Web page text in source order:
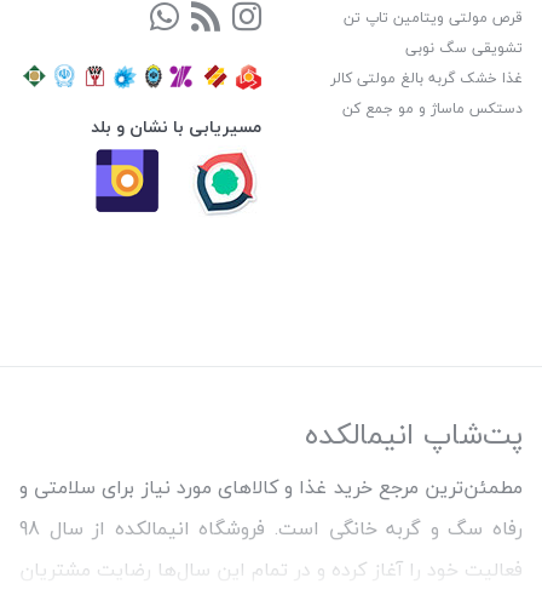
قرص مولتی ویتامین تاپ تن
تشویقی سگ نوبی
غذا خشک گربه بالغ مولتی کالر
دستکس ماساژ و مو جمع کن
مسیریابی با نشان و بلد
پت‌شاپ انیمالکده
مطمئن‌ترین مرجع خرید غذا و کالاهای مورد نیاز برای سلامتی و
رفاه سگ و گربه خانگی است. فروشگاه انیمالکده از سال 98
فعالیت خود را آغاز کرده و در تمام این سال‌ها رضایت مشتریان